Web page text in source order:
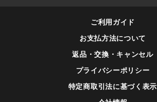
ご利用ガイド
お支払方法について
返品・交換・キャンセル
プライバシーポリシー
特定商取引法に基づく表示